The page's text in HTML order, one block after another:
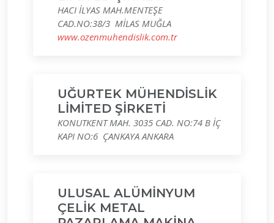
HACI İLYAS MAH.MENTEŞE
CAD.NO:38/3 MİLAS MUĞLA
www.ozenmuhendislik.com.tr
UĞURTEK MÜHENDİSLİK
LİMİTED ŞİRKETİ
KONUTKENT MAH. 3035 CAD. NO:74 B İÇ
KAPI NO:6 ÇANKAYA ANKARA
ULUSAL ALÜMİNYUM
ÇELİK METAL